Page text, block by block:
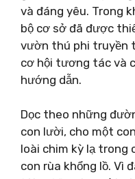
và đáng yêu. Trong
bộ cơ sở đã được
vườn thú phi truyền
cơ hội tương tác và
hướng dẫn.
Dọc theo những
con lười, cho một
loài chim kỳ lạ trong
con rùa khổng lồ. Vì